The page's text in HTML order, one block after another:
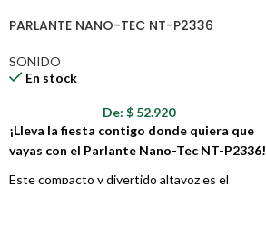
PARLANTE NANO-TEC NT-P2336
SONIDO
En stock
De: $52.920
¡Lleva la fiesta contigo donde quiera que
vayas con el Parlante Nano-Tec NT-P2336!
Este compacto y divertido altavoz es el